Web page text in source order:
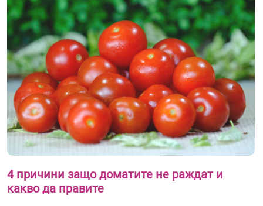
4 причини защо доматите не раждат и
какво да правите